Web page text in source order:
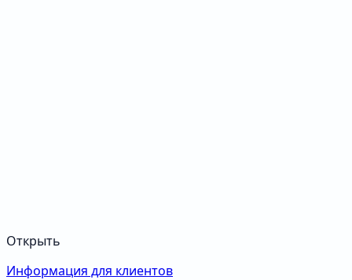
Открыть
Информация для клиентов